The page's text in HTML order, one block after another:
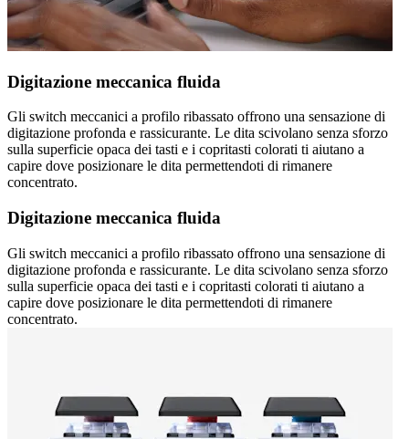
Digitazione meccanica fluida
Gli switch meccanici a profilo ribassato offrono una sensazione di
digitazione profonda e rassicurante. Le dita scivolano senza sforzo
sulla superficie opaca dei tasti e i copritasti colorati ti aiutano a
capire dove posizionare le dita permettendoti di rimanere
concentrato.
Digitazione meccanica fluida
Gli switch meccanici a profilo ribassato offrono una sensazione di
digitazione profonda e rassicurante. Le dita scivolano senza sforzo
sulla superficie opaca dei tasti e i copritasti colorati ti aiutano a
capire dove posizionare le dita permettendoti di rimanere
concentrato.